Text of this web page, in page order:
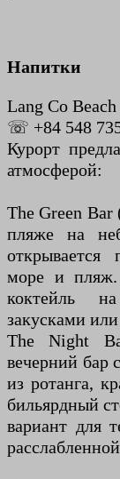
Напитки
Lang Co
☏ +84 548
Курорт
атмосферой:
The Green
пляже на
море и пляж.
коктейль
закусками
The Night
вечерний бар
из ротанга,
бильярдный
вариант для